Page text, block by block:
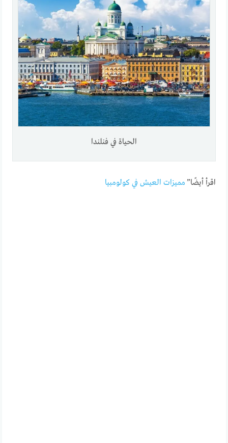
الحياة في فنلندا
اقرأ أيضًا” مميزات العيش في كولومبيا